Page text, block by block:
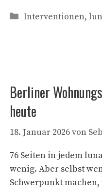
Kategorien
Interventionen,
Berliner
heute
18. Januar 2026von
76 Seiten in jedem
wenig. Aber selbst
Schwerpunkt